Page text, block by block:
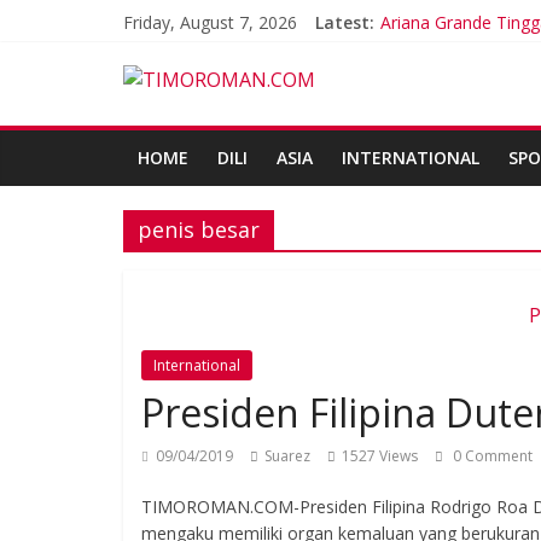
Friday, August 7, 2026 Latest: Ariana Grande
LSM Tuding
HOME
DILI ASIA INTERNATIONAL
penis besar
International
Presiden Filipina
09/04/2019 Suarez 1527 Views 0 Comment
TIMOROMAN.COM-Presiden Filipina Rodrigo
mengaku memiliki organ kemaluan yang